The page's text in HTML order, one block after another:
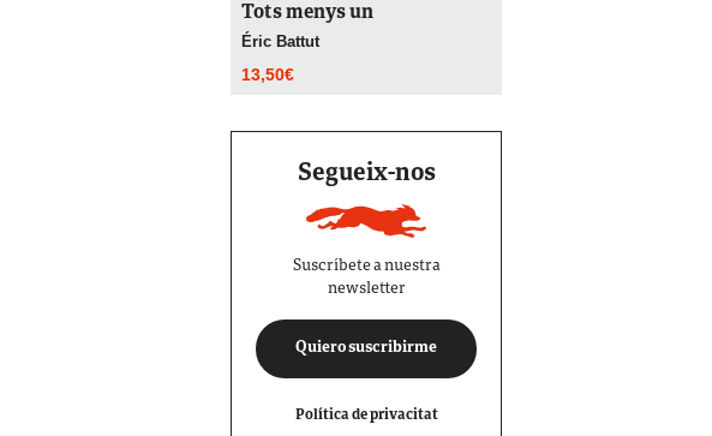
Tots menys un
Éric Battut
13,50€
Segueix-nos
Suscríbete a nuestra
newsletter
Quiero suscribirme
Política de privacitat